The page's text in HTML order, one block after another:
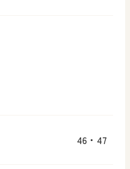
46・47